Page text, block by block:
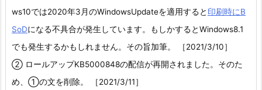
ws10では2020年3月のWindowsUpdateを適用すると 印刷時にB
SoDになる不具合が発生しています。もしかするとWindows8.1
でも発生するかもしれません。その旨加筆。 ［2021/3/10］
② ロールアップKB5000848の配信が再開されました。そのた
め、①の文を削除。 ［2021/3/11］